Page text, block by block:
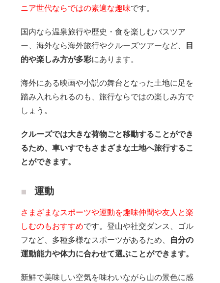
ニア世代ならではの素適な趣味です。
国内なら温泉旅行や歴史・食を楽しむバスツア
ー、海外なら海外旅行やクルーズツアーなど、
目
的や楽しみ方が多彩にあります。
海外にある映画や小説の舞台となった土地に足を
踏み入れられるのも、旅行ならではの楽しみ方で
しょう。
クルーズでは大きな荷物ごと移動することができ
るため、車いすでもさまざまな土地へ旅行するこ
とができます。
運動
さまざまなスポーツや運動を趣味仲間や友人と楽
しむのもおすすめです。登山や社交ダンス、ゴル
フなど、多種多様なスポーツがあるため、
自分の
運動能力や体力に合わせて選ぶことができます。
新鮮で美味しい空気を味わいながら山の景色に感